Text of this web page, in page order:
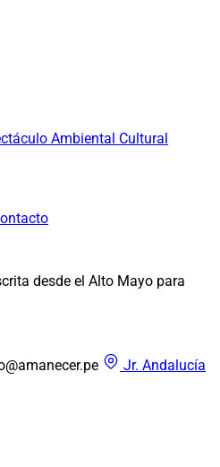
Ambiental Cultural
desde el Alto Mayo para
Jr. Andalucía